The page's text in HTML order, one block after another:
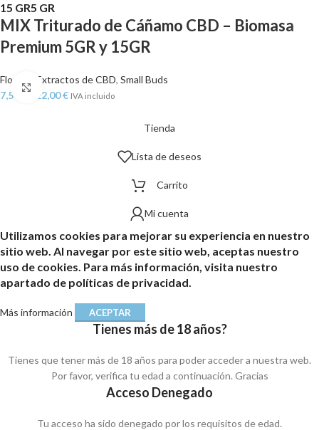
Click to enlarge
15 GR5 GR
MIX Triturado de Cáñamo CBD – Biomasa
Premium 5GR y 15GR
Flores y Extractos de CBD, Small Buds
7,50 € - 22,00€ IVA incluido
Tienda
Lista de deseos
Carrito
Mi cuenta
Utilizamos cookies para mejorar su experiencia en nuestro
sitio web. Al navegar por este sitio web, aceptas nuestro
uso de cookies. Para más información, visita nuestro
apartado de políticas de privacidad.
Más información ACEPTAR
Tienes más de 18 años?
Tienes que tener más de 18 años para poder acceder a nuestra web.
Por favor, verifica tu edad a continuación. Gracias
Acceso Denegado
Tu acceso ha sido denegado por los requisitos de edad.